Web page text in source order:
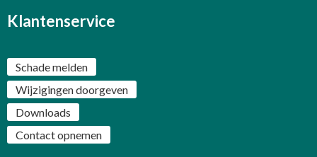
Klantenservice
Schade melden
Wijzigingen doorgeven
Downloads
Contact opnemen